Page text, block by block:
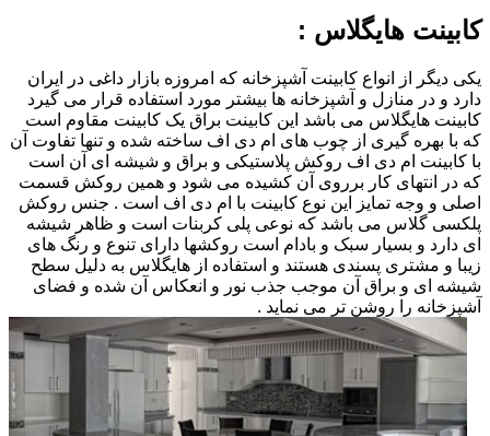
کابینت هایگلاس :
یکی دیگر از انواع کابینت آشپزخانه که امروزه بازار داغی در ایران
دارد و در منازل و آشپزخانه ها بیشتر مورد استفاده قرار می گیرد
کابینت هایگلاس می باشد این کابینت براق یک کابینت مقاوم است
که با بهره گیری از چوب های ام دی اف ساخته شده و تنها تفاوت آن
با کابینت ام دی اف روکش پلاستیکی و براق و شیشه ای آن است
که در انتهای کار برروی آن کشیده می شود و همین روکش قسمت
اصلی و وجه تمایز این نوع کابینت با ام دی اف است . جنس روکش
پلکسی گلاس می باشد که نوعی پلی کربنات است و ظاهر شیشه
ای دارد و بسیار سبک و بادام است روکشها دارای تنوع و رنگ های
زیبا و مشتری پسندی هستند و استفاده از هایگلاس به دلیل سطح
شیشه ای و براق آن موجب جذب نور و انعکاس آن شده و فضای
آشپزخانه را روشن تر می نماید .